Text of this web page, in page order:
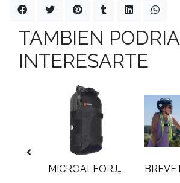
TAMBIEN PODRIA
INTERESARTE
MICROALFORJA 6.1L